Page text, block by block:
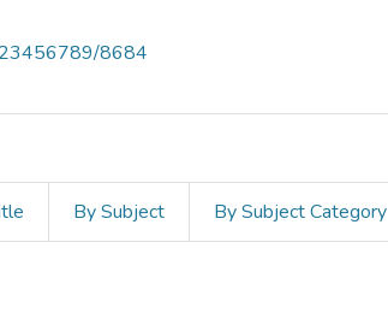
8684
By Subject By Subject Category